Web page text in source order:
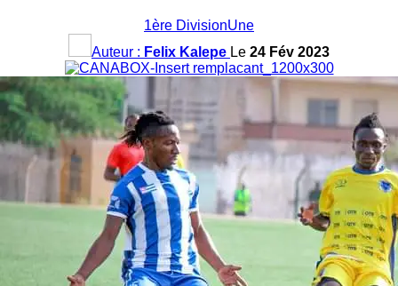
1ère DivisionUne
Auteur : Felix Kalepe Le 24 Fév 2023